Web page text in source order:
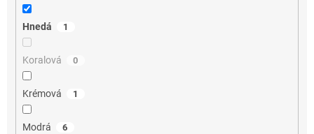
Hnedá 1
Koralová 0
Krémová 1
Modrá 6